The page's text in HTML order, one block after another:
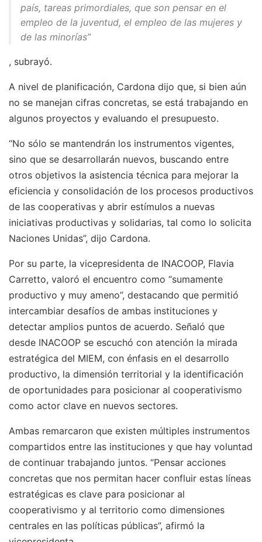
país, tareas primordiales, que son pensar en el
empleo de la juventud, el empleo de las mujeres y
de las minorías”
, subrayó.
A nivel de planificación, Cardona dijo que, si bien aún
no se manejan cifras concretas, se está trabajando en
algunos proyectos y evaluando el presupuesto.
“No sólo se mantendrán los instrumentos vigentes,
sino que se desarrollarán nuevos, buscando entre
otros objetivos la asistencia técnica para mejorar la
eficiencia y consolidación de los procesos productivos
de las cooperativas y abrir estímulos a nuevas
iniciativas productivas y solidarias, tal como lo solicita
Naciones Unidas”, dijo Cardona.
Por su parte, la vicepresidenta de INACOOP, Flavia
Carretto, valoró el encuentro como “sumamente
productivo y muy ameno”, destacando que permitió
intercambiar desafíos de ambas instituciones y
detectar amplios puntos de acuerdo. Señaló que
desde INACOOP se escuchó con atención la mirada
estratégica del MIEM, con énfasis en el desarrollo
productivo, la dimensión territorial y la identificación
de oportunidades para posicionar al cooperativismo
como actor clave en nuevos sectores.
Ambas remarcaron que existen múltiples instrumentos
compartidos entre las instituciones y que hay voluntad
de continuar trabajando juntos. “Pensar acciones
concretas que nos permitan hacer confluir estas líneas
estratégicas es clave para posicionar al
cooperativismo y al territorio como dimensiones
centrales en las políticas públicas”, afirmó la